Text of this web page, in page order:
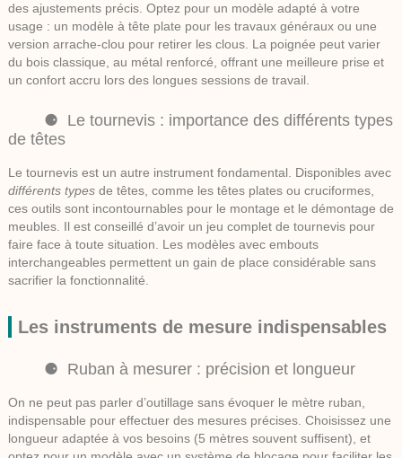
des ajustements précis. Optez pour un modèle adapté à votre
usage : un modèle à tête plate pour les travaux généraux ou une
version arrache-clou pour retirer les clous. La poignée peut varier
du bois classique, au métal renforcé, offrant une meilleure prise et
un confort accru lors des longues sessions de travail.
Le tournevis : importance des différents types
de têtes
Le tournevisest un autre instrument fondamental. Disponibles avec
différents typesde têtes, comme les têtes plates ou cruciformes,
ces outils sont incontournables pour le montage et le démontage de
meubles. Il est conseillé d’avoir un jeu complet de tournevis pour
faire face à toute situation. Les modèles avec embouts
interchangeables permettent un gain de place considérable sans
sacrifier la fonctionnalité.
Les instruments de mesure indispensables
Ruban à mesurer : précision et longueur
On ne peut pas parler d’outillage sans évoquer le mètre ruban,
indispensable pour effectuer des mesures précises. Choisissez une
longueur adaptée à vos besoins (5 mètres souvent suffisent), et